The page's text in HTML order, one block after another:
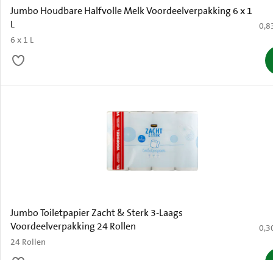
Jumbo Houdbare Halfvolle Melk Voordeelverpakking 6 x 1
L
6 x 1 L
€
Jumbo Toiletpapier Zacht & Sterk 3-Laags
Voordeelverpakking 24 Rollen
24 Rollen
€